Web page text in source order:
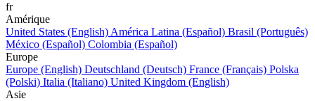
fr
Amérique
United States (English) América Latina (Español) Brasil (Português)
México (Español) Colombia (Español)
Europe
Europe (English) Deutschland (Deutsch) France (Français) Polska
(Polski) Italia (Italiano) United Kingdom (English)
Asie